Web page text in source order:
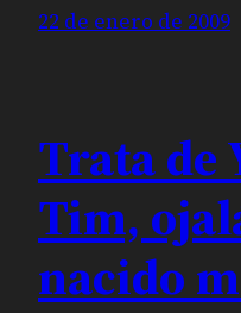
22 de enero de 2009
Trata de
Tim,
nacido